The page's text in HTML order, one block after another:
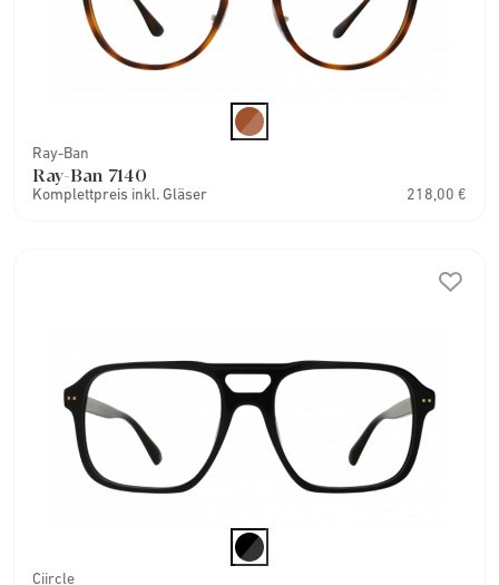
Ray-Ban
Ray-Ban 7140
Komplettpreis inkl. Gläser 218,00 €
Ciircle